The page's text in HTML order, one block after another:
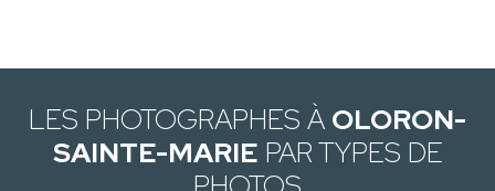
LES PHOTOGRAPHES À OLORON-
SAINTE-MARIE PAR TYPES DE